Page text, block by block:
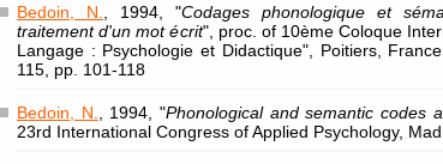
Bedoin, N. , 1994, "Codages phonologique et
traitement d'un mot écrit", proc. of 10ème Coloque
Langage : Psychologie et Didactique", Poitiers,
115, pp. 101-118
Bedoin, N. , 1994, "Phonological and semantic codes
23rd International Congress of Applied Psychology,